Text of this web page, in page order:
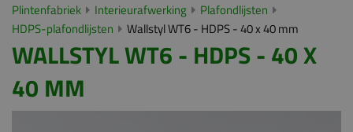
Plintenfabriek Interieurafwerking
Plafondlijsten
HDPS-plafondlijsten
Wallstyl WT6 - HDPS - 40 x 40 mm
WALLSTYL WT6 - HDPS - 40 X
40 MM